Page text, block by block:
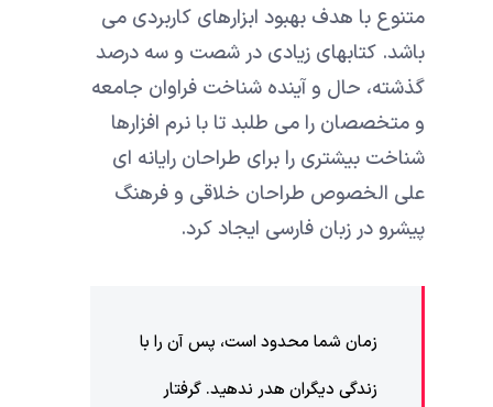
متنوع با هدف بهبود ابزارهای کاربردی می
باشد. کتابهای زیادی در شصت و سه درصد
گذشته، حال و آینده شناخت فراوان جامعه
و متخصصان را می طلبد تا با نرم افزارها
شناخت بیشتری را برای طراحان رایانه ای
علی الخصوص طراحان خلاقی و فرهنگ
پیشرو در زبان فارسی ایجاد کرد.
زمان شما محدود است، پس آن را با
زندگی دیگران هدر ندهید. گرفتار